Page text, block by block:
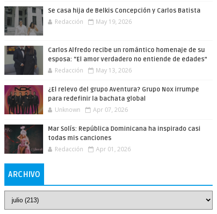
Se casa hija de Belkis Concepción y Carlos Batista
Redacción May 19, 2026
Carlos Alfredo recibe un romántico homenaje de su
esposa: “El amor verdadero no entiende de edades”
Redacción May 13, 2026
¿El relevo del grupo Aventura? Grupo Nox irrumpe
para redefinir la bachata global
Unknown Apr 07, 2026
Mar Solís: República Dominicana ha inspirado casi
todas mis canciones
Redacción Apr 01, 2026
ARCHIVO